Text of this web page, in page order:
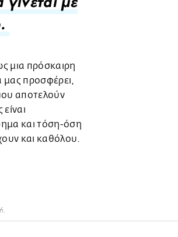
με
μια πρόσκαιρη
μας προσφέρει,
αποτελούν
και τόση-όση
και καθόλου.